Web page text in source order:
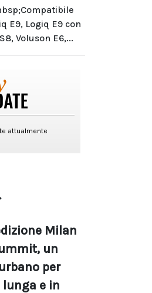
E9, Logiq E9 con
Voluson E6,...
Milan
un
per
e in